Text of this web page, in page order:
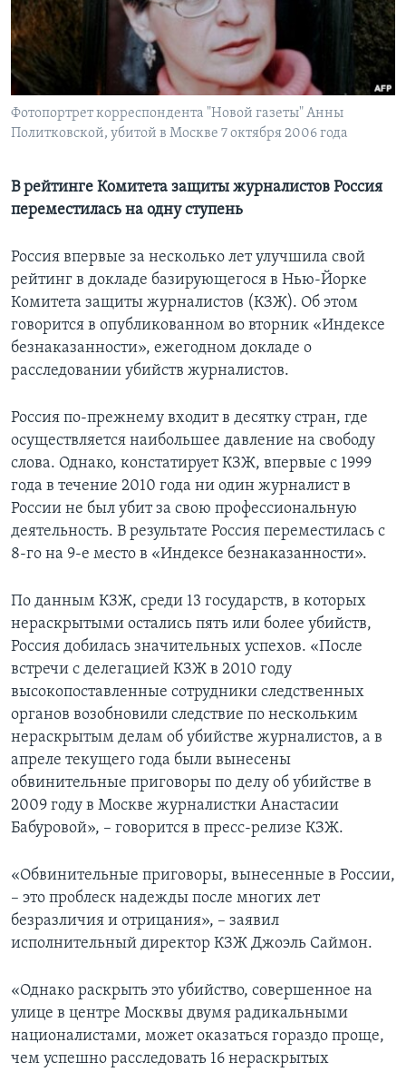
Learning English
СОЦИАЛЬНЫЕ СЕТИ
Фотопортрет корреспондента "Новой газеты" Анны
Политковской, убитой в Москве 7 октября 2006 года
В рейтинге Комитета защиты журналистов Россия
переместилась на одну ступень
Россия впервые за несколько лет улучшила свой
рейтинг в докладе базирующегося в Нью-Йорке
Комитета защиты журналистов (КЗЖ). Об этом
говорится в опубликованном во вторник «Индексе
безнаказанности», ежегодном докладе о
расследовании убийств журналистов.
Россия по-прежнему входит в десятку стран, где
осуществляется наибольшее давление на свободу
слова. Однако, констатирует КЗЖ, впервые с 1999
года в течение 2010 года ни один журналист в
России не был убит за свою профессиональную
деятельность. В результате Россия переместилась с
8-го на 9-е место в «Индексе безнаказанности».
По данным КЗЖ, среди 13 государств, в которых
нераскрытыми остались пять или более убийств,
Россия добилась значительных успехов. «После
встречи с делегацией КЗЖ в 2010 году
высокопоставленные сотрудники следственных
органов возобновили следствие по нескольким
нераскрытым делам об убийстве журналистов, а в
апреле текущего года были вынесены
обвинительные приговоры по делу об убийстве в
2009 году в Москве журналистки Анастасии
Бабуровой», – говорится в пресс-релизе КЗЖ.
«Обвинительные приговоры, вынесенные в России,
– это проблеск надежды после многих лет
безразличия и отрицания», – заявил
исполнительный директор КЗЖ Джоэль Саймон.
«Однако раскрыть это убийство, совершенное на
улице в центре Москвы двумя радикальными
националистами, может оказаться гораздо проще,
чем успешно расследовать 16 нераскрытых